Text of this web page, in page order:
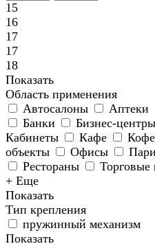
15
16
17
17
18
Показать
Область применения
Автосалоны
Аптеки
Банки
Бизнес-центры
Кабинеты
Кафе
объекты
Офисы
Рестораны
Торговые
+ Еще
Показать
Тип крепления
пружинный механизм
Показать